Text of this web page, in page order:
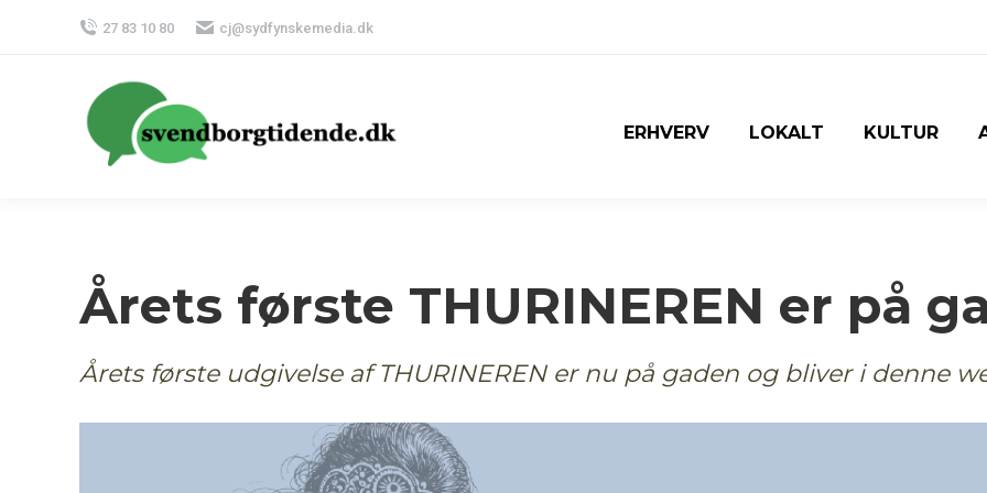
27 83 10 80 cj@sydfynskemedia.dk
ERHVERV LOKALT KULTUR
Årets første THURINEREN er på
Årets første udgivelse af THURINEREN er nu på gaden og bliver i denne